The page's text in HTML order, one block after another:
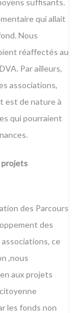
suffisants.
qui allait
Nous
réaffectés au
Par ailleurs,
associations,
est de nature à
qui pourraient
projets
des Parcours
des
ce
,nous
aux projets
les fonds non